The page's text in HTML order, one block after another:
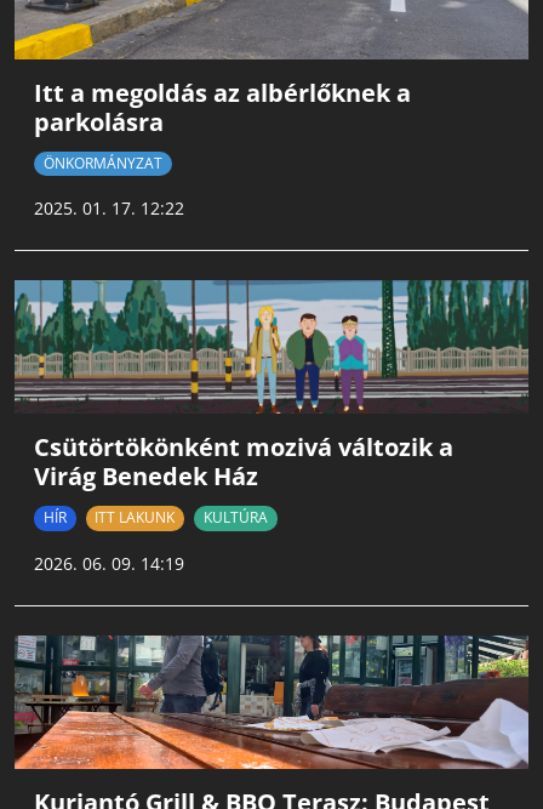
Itt a megoldás az albérlőknek a
parkolásra
ÖNKORMÁNYZAT
2025. 01. 17. 12:22
Csütörtökönként mozivá változik a
Virág Benedek Ház
HÍR ITT LAKUNK KULTÚRA
2026. 06. 09. 14:19
Kurjantó Grill & BBQ Terasz: Budapest